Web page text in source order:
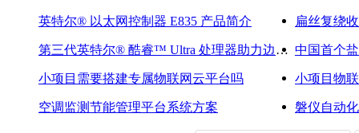
英特尔® 以太网控制器 E835 产品简介 扁丝复绕
第三代英特尔® 酷睿™ Ultra 处理器助力边缘 AI 「算力下沉」
小项目需要搭建专属物联网云平台吗 小项目物
空调监测节能管理平台系统方案 磐仪自动